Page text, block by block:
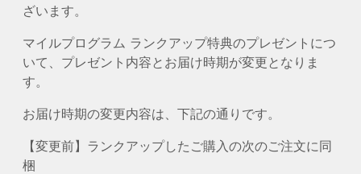
ざいます。
マイルプログラム ランクアップ特典のプレゼントにつ
いて、プレゼント内容とお届け時期が変更となりま
す。
お届け時期の変更内容は、下記の通りです。
【変更前】ランクアップしたご購入の次のご注文に同
梱